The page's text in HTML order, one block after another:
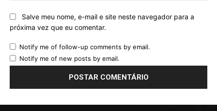
Salve meu nome, e-mail e site neste navegador para a
próxima vez que eu comentar.
Notify me of follow-up comments by email.
Notify me of new posts by email.